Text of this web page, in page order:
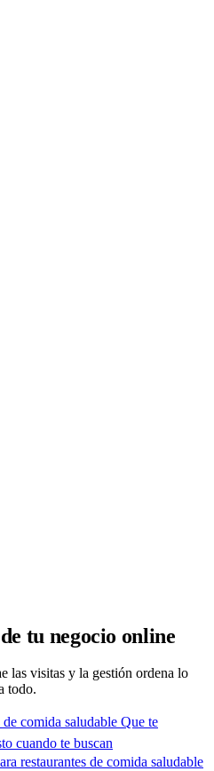
tu negocio online
las visitas y la gestión ordena lo
todo.
de comida saludable Que te
cuando te buscan
restaurantes de comida saludable